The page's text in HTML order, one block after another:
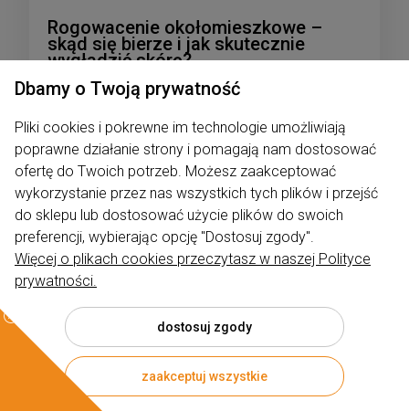
Rogowacenie okołomieszkowe –
skąd się bierze i jak skutecznie
wygładzić skórę?
Dodano: 02-02-2026w kategorii:Pielęgnacja
Dbamy o Twoją prywatność
Pliki cookies i pokrewne im technologie umożliwiają
poprawne działanie strony i pomagają nam dostosować
ofertę do Twoich potrzeb. Możesz zaakceptować
wykorzystanie przez nas wszystkich tych plików i przejść
do sklepu lub dostosować użycie plików do swoich
preferencji, wybierając opcję "Dostosuj zgody".
Więcej o plikach cookies przeczytasz w naszej Polityce
prywatności.
dostosuj zgody
zaakceptuj wszystkie